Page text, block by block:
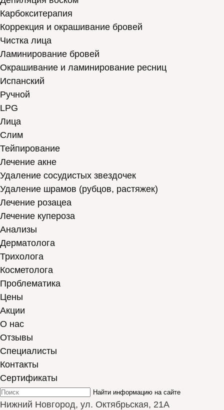
Карбокситерапия
Коррекция и окрашивание бровей
Чистка лица
Ламинирование бровей
Окрашивание и ламинирование ресниц
Испанский
Ручной
LPG
Лица
Слим
Тейпирование
Лечение акне
Удаление сосудистых звездочек
Удаление шрамов (рубцов, растяжек)
Лечение розацеа
Лечение купероза
Анализы
Дерматолога
Трихолога
Косметолога
Проблематика
Цены
Акции
О нас
Отзывы
Cпециалисты
Контакты
Сертификаты
Найти информацию на сайте
Нижний Новгород, ул. Октябрьская, 21А